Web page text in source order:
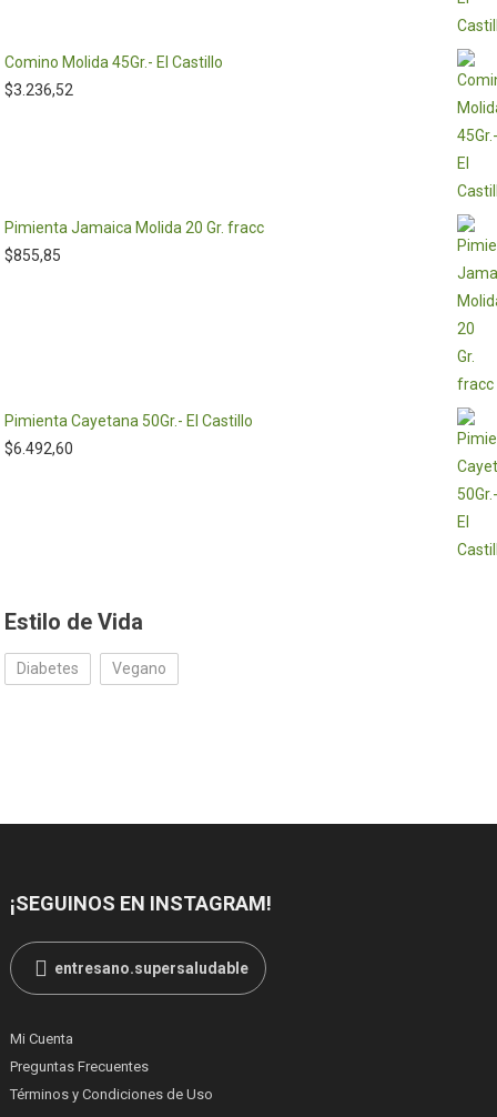
Comino Molida 45Gr.- El Castillo
$3.236,52
Pimienta Jamaica Molida 20 Gr. fracc
$855,85
Pimienta Cayetana 50Gr.- El Castillo
$6.492,60
Estilo de Vida
Diabetes Vegano
¡SEGUINOS EN INSTAGRAM!
entresano.supersaludable
Mi Cuenta
Preguntas Frecuentes
Términos y Condiciones de Uso